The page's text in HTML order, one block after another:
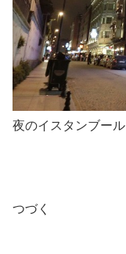
夜のイスタンブール
つづく